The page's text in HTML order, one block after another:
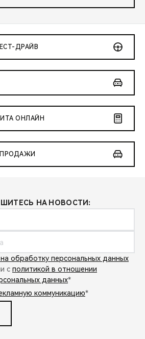
ДРАЙВ
ОНЛАЙН
НА НОВОСТИ:
на обработку персональных данных
с политикой в отношении
данных*
коммуникацию*